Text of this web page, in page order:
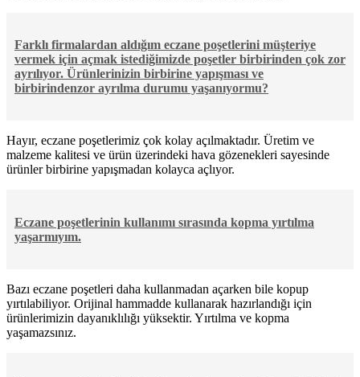
Farklı firmalardan aldığım eczane poşetlerini müşteriye
vermek için açmak istediğimizde poşetler birbirinden çok zor
ayrılıyor. Ürünlerinizin birbirine yapışması ve
birbirindenzor ayrılma durumu yaşanıyormu?
Hayır, eczane poşetlerimiz çok kolay açılmaktadır. Üretim ve
malzeme kalitesi ve ürün üzerindeki hava gözenekleri sayesinde
ürünler birbirine yapışmadan kolayca açlıyor.
Eczane poşetlerinin kullanımı sırasında kopma yırtılma
yaşarmıyım.
Bazı eczane poşetleri daha kullanmadan açarken bile kopup
yırtılabiliyor. Orijinal hammadde kullanarak hazırlandığı için
ürünlerimizin dayanıklılığı yüksektir. Yırtılma ve kopma
yaşamazsınız.